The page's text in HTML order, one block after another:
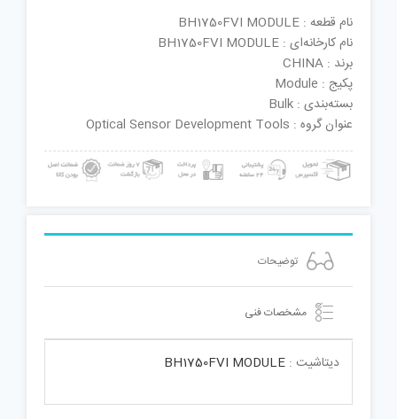
نام قطعه : BH1750FVI MODULE
نام کارخانه‌ای : BH1750FVI MODULE
برند : CHINA
پکیج : Module
بسته‌بندی : Bulk
عنوان گروه : Optical Sensor Development Tools
توضیحات
مشخصات فنی
دیتاشیت : BH1750FVI MODULE